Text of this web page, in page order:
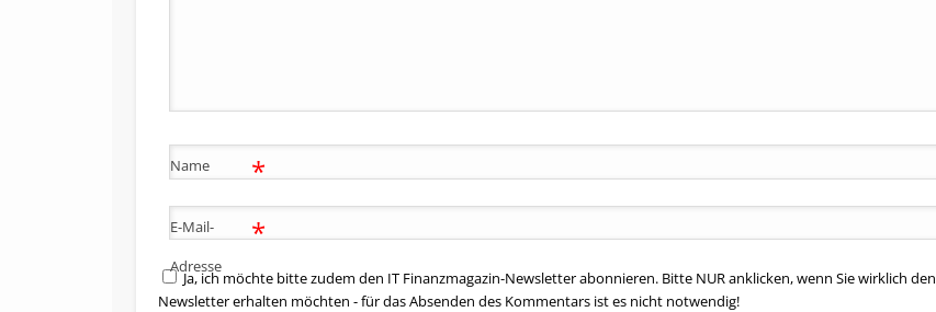
Name *
E-Mail-
Adresse
*
Ja, ich möchte bitte zudem den IT Finanzmagazin-Newsletter abonnieren. Bitte NUR anklicken, wenn Sie wirklich den
Newsletter erhalten möchten - für das Absenden des Kommentars ist es nicht notwendig!